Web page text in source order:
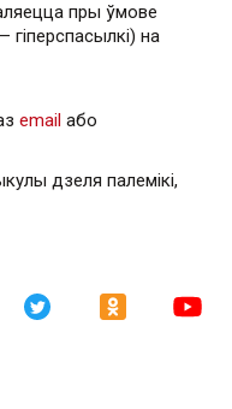
пры ўмове
гiперспасылкi) на
email або
дзеля палемікі,